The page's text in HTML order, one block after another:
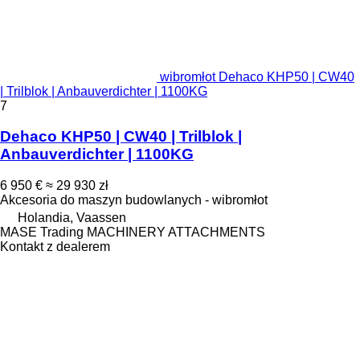
wibromłot Dehaco KHP50 | CW40
| Trilblok | Anbauverdichter | 1100KG
7
Dehaco KHP50 | CW40 | Trilblok |
Anbauverdichter | 1100KG
6 950 € ≈ 29 930 zł
Akcesoria do maszyn budowlanych - wibromłot
Holandia, Vaassen
MASE Trading MACHINERY ATTACHMENTS
Kontakt z dealerem